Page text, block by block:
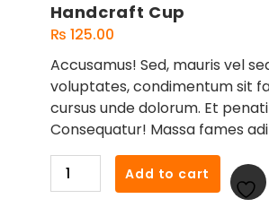
Handcraft Cup
₨ 125.00
Accusamus! Sed, mauris vel
voluptates, condimentum sit
cursus unde dolorum. Et
Consequatur! Massa fames
Handcraft
Cup
Add to cart